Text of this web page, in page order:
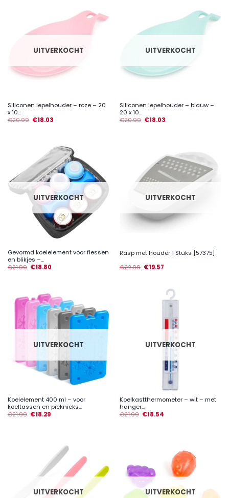
UITVERKOCHT
Siliconen lepelhouder – roze – 20
x 10...
€20.99 €18.03
UITVERKOCHT
Siliconen lepelhouder – blauw –
20 x 10...
€20.99 €18.03
UITVERKOCHT
Gevormd koelelement voor flessen
en blikjes –...
€21.99 €18.80
UITVERKOCHT
Rasp met houder 1 Stuks [57375]
€22.99 €19.57
UITVERKOCHT
Koelelement 400 ml – voor
koeltassen en picknicks...
€21.99 €18.29
UITVERKOCHT
Koelkastthermometer – wit – met
hanger...
€21.99 €18.54
UITVERKOCHT UITVERKOCHT